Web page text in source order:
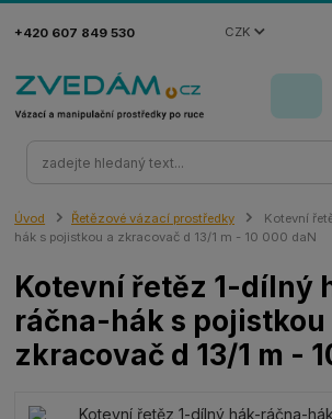
CZK
+420 607 849 530
Úvod Řetězové vázací prostředky
Kotevní
hák s pojistkou a zkracovač d 13/1 m - 10 000 daN
Kotevní řetěz 1-dílný
ráčna-hák s pojistkou
zkracovač d 13/1 m -